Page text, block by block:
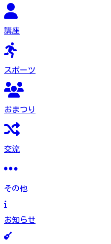
講座
スポーツ
おまつり
交流
その他
お知らせ